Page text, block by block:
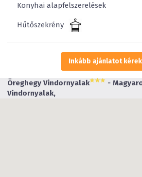
Konyhai alapfelszerelések
Hűtőszekrény
Inkább ajánlatot kérek
Öreghegy Vindornyalak
-
Vindornyalak,